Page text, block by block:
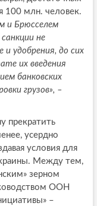
100 млн. человек.
и Брюсселем
не
удобрения, до сих
их введения
банковских
грузов», –
прекратить
усердно
условия для
Между тем,
зерном
ООН
–